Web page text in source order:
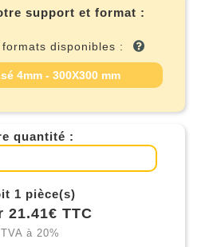
support et format :
disponibles :
4mm - 300X300 mm
quantité :
1 pièce(s)
21.41€ TTC
TVA à 20%